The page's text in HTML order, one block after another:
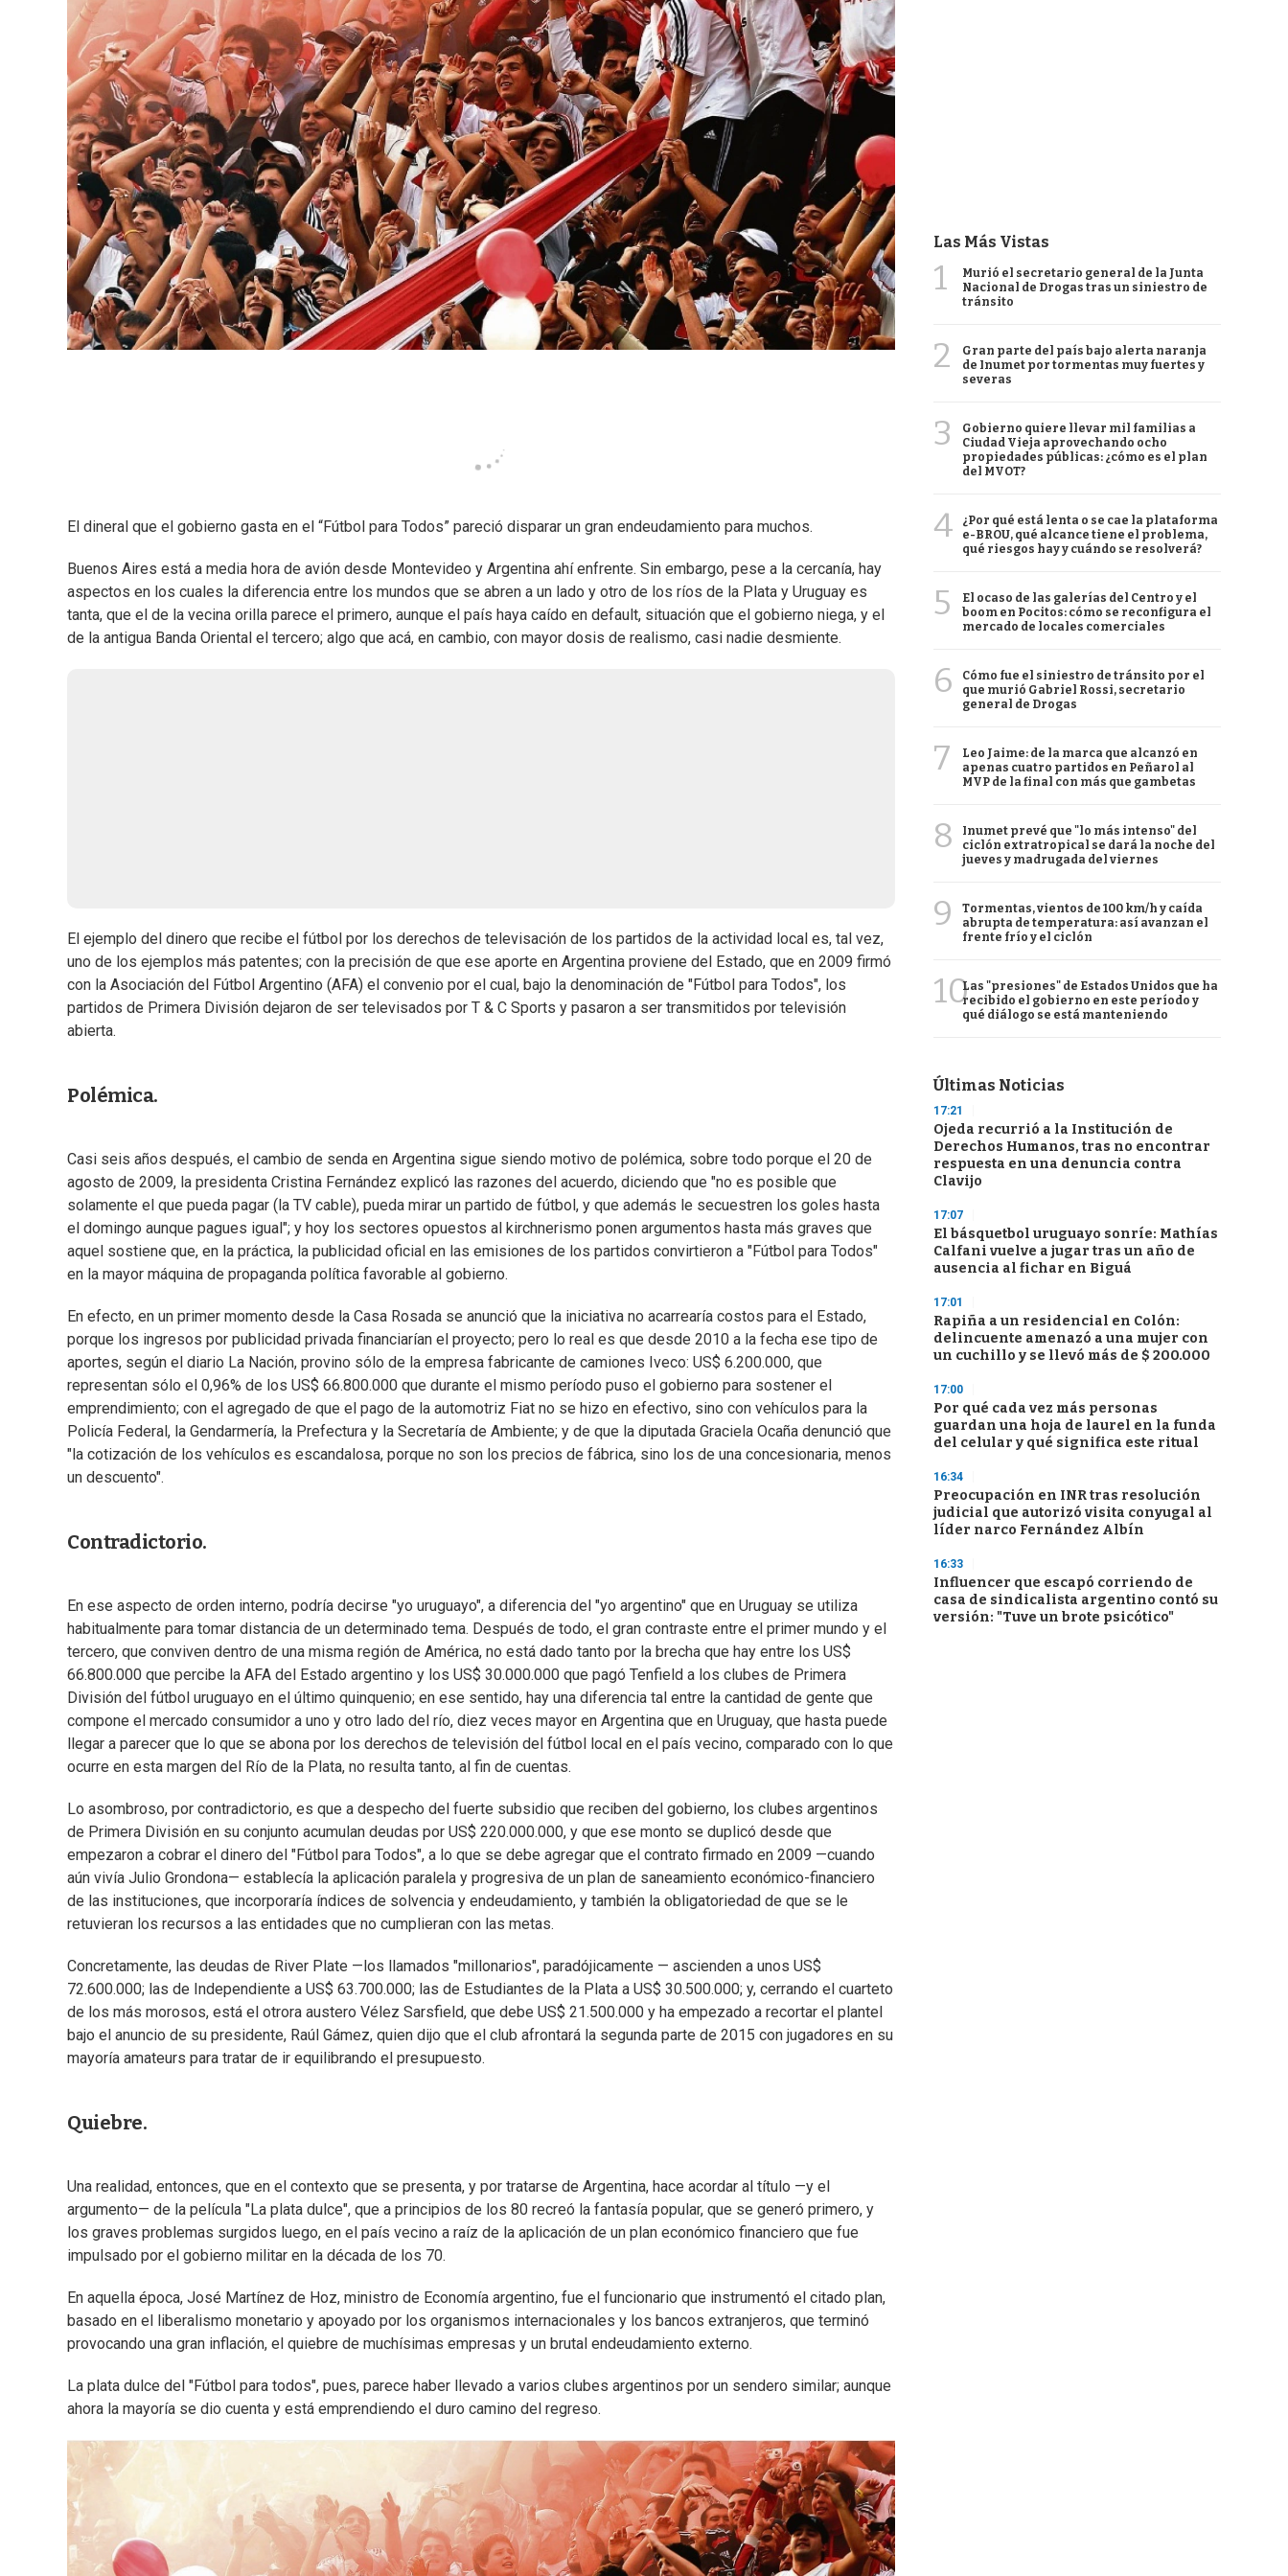
El dineral que el gobierno gasta en el “Fútbol para Todos” pareció disparar un gran endeudamiento para muchos.
Buenos Aires está a media hora de avión desde Montevideo y Argentina ahí enfrente. Sin embargo, pese a la cercanía, hay
aspectos en los cuales la diferencia entre los mundos que se abren a un lado y otro de los ríos de la Plata y Uruguay es
tanta, que el de la vecina orilla parece el primero, aunque el país haya caído en default, situación que el gobierno niega, y el
de la antigua Banda Oriental el tercero; algo que acá, en cambio, con mayor dosis de realismo, casi nadie desmiente.
El ejemplo del dinero que recibe el fútbol por los derechos de televisación de los partidos de la actividad local es, tal vez,
uno de los ejemplos más patentes; con la precisión de que ese aporte en Argentina proviene del Estado, que en 2009 firmó
con la Asociación del Fútbol Argentino (AFA) el convenio por el cual, bajo la denominación de "Fútbol para Todos", los
partidos de Primera División dejaron de ser televisados por T & C Sports y pasaron a ser transmitidos por televisión
abierta.
Polémica.
Casi seis años después, el cambio de senda en Argentina sigue siendo motivo de polémica, sobre todo porque el 20 de
agosto de 2009, la presidenta Cristina Fernández explicó las razones del acuerdo, diciendo que "no es posible que
solamente el que pueda pagar (la TV cable), pueda mirar un partido de fútbol, y que además le secuestren los goles hasta
el domingo aunque pagues igual"; y hoy los sectores opuestos al kirchnerismo ponen argumentos hasta más graves que
aquel sostiene que, en la práctica, la publicidad oficial en las emisiones de los partidos convirtieron a "Fútbol para Todos"
en la mayor máquina de propaganda política favorable al gobierno.
En efecto, en un primer momento desde la Casa Rosada se anunció que la iniciativa no acarrearía costos para el Estado,
porque los ingresos por publicidad privada financiarían el proyecto; pero lo real es que desde 2010 a la fecha ese tipo de
aportes, según el diario La Nación, provino sólo de la empresa fabricante de camiones Iveco: US$ 6.200.000, que
representan sólo el 0,96% de los US$ 66.800.000 que durante el mismo período puso el gobierno para sostener el
emprendimiento; con el agregado de que el pago de la automotriz Fiat no se hizo en efectivo, sino con vehículos para la
Policía Federal, la Gendarmería, la Prefectura y la Secretaría de Ambiente; y de que la diputada Graciela Ocaña denunció que
"la cotización de los vehículos es escandalosa, porque no son los precios de fábrica, sino los de una concesionaria, menos
un descuento".
Contradictorio.
En ese aspecto de orden interno, podría decirse "yo uruguayo", a diferencia del "yo argentino" que en Uruguay se utiliza
habitualmente para tomar distancia de un determinado tema. Después de todo, el gran contraste entre el primer mundo y el
tercero, que conviven dentro de una misma región de América, no está dado tanto por la brecha que hay entre los US$
66.800.000 que percibe la AFA del Estado argentino y los US$ 30.000.000 que pagó Tenfield a los clubes de Primera
División del fútbol uruguayo en el último quinquenio; en ese sentido, hay una diferencia tal entre la cantidad de gente que
compone el mercado consumidor a uno y otro lado del río, diez veces mayor en Argentina que en Uruguay, que hasta puede
llegar a parecer que lo que se abona por los derechos de televisión del fútbol local en el país vecino, comparado con lo que
ocurre en esta margen del Río de la Plata, no resulta tanto, al fin de cuentas.
Lo asombroso, por contradictorio, es que a despecho del fuerte subsidio que reciben del gobierno, los clubes argentinos
de Primera División en su conjunto acumulan deudas por US$ 220.000.000, y que ese monto se duplicó desde que
empezaron a cobrar el dinero del "Fútbol para Todos", a lo que se debe agregar que el contrato firmado en 2009 —cuando
aún vivía Julio Grondona— establecía la aplicación paralela y progresiva de un plan de saneamiento económico-financiero
de las instituciones, que incorporaría índices de solvencia y endeudamiento, y también la obligatoriedad de que se le
retuvieran los recursos a las entidades que no cumplieran con las metas.
Concretamente, las deudas de River Plate —los llamados "millonarios", paradójicamente — ascienden a unos US$
72.600.000; las de Independiente a US$ 63.700.000; las de Estudiantes de la Plata a US$ 30.500.000; y, cerrando el cuarteto
de los más morosos, está el otrora austero Vélez Sarsfield, que debe US$ 21.500.000 y ha empezado a recortar el plantel
bajo el anuncio de su presidente, Raúl Gámez, quien dijo que el club afrontará la segunda parte de 2015 con jugadores en su
mayoría amateurs para tratar de ir equilibrando el presupuesto.
Quiebre.
Una realidad, entonces, que en el contexto que se presenta, y por tratarse de Argentina, hace acordar al título —y el
argumento— de la película "La plata dulce", que a principios de los 80 recreó la fantasía popular, que se generó primero, y
los graves problemas surgidos luego, en el país vecino a raíz de la aplicación de un plan económico financiero que fue
impulsado por el gobierno militar en la década de los 70.
En aquella época, José Martínez de Hoz, ministro de Economía argentino, fue el funcionario que instrumentó el citado plan,
basado en el liberalismo monetario y apoyado por los organismos internacionales y los bancos extranjeros, que terminó
provocando una gran inflación, el quiebre de muchísimas empresas y un brutal endeudamiento externo.
La plata dulce del "Fútbol para todos", pues, parece haber llevado a varios clubes argentinos por un sendero similar; aunque
ahora la mayoría se dio cuenta y está emprendiendo el duro camino del regreso.
Las Más Vistas
1
Murió el secretario general de la Junta
Nacional de Drogas tras un siniestro de
tránsito
2
Gran parte del país bajo alerta naranja
de Inumet por tormentas muy fuertes y
severas
3
Gobierno quiere llevar mil familias a
Ciudad Vieja aprovechando ocho
propiedades públicas: ¿cómo es el plan
del MVOT?
4
¿Por qué está lenta o se cae la plataforma
e-BROU, qué alcance tiene el problema,
qué riesgos hay y cuándo se resolverá?
5
El ocaso de las galerías del Centro y el
boom en Pocitos: cómo se reconfigura el
mercado de locales comerciales
6
Cómo fue el siniestro de tránsito por el
que murió Gabriel Rossi, secretario
general de Drogas
7
Leo Jaime: de la marca que alcanzó en
apenas cuatro partidos en Peñarol al
MVP de la final con más que gambetas
8
Inumet prevé que "lo más intenso" del
ciclón extratropical se dará la noche del
jueves y madrugada del viernes
9
Tormentas, vientos de 100 km/h y caída
abrupta de temperatura: así avanzan el
frente frío y el ciclón
10Las "presiones" de Estados Unidos que ha
recibido el gobierno en este período y
qué diálogo se está manteniendo
Últimas Noticias
17:21
Ojeda recurrió a la Institución de
Derechos Humanos, tras no encontrar
respuesta en una denuncia contra
Clavijo
17:07
El básquetbol uruguayo sonríe: Mathías
Calfani vuelve a jugar tras un año de
ausencia al fichar en Biguá
17:01
Rapiña a un residencial en Colón:
delincuente amenazó a una mujer con
un cuchillo y se llevó más de $ 200.000
17:00
Por qué cada vez más personas
guardan una hoja de laurel en la funda
del celular y qué significa este ritual
16:34
Preocupación en INR tras resolución
judicial que autorizó visita conyugal al
líder narco Fernández Albín
16:33
Influencer que escapó corriendo de
casa de sindicalista argentino contó su
versión: "Tuve un brote psicótico"